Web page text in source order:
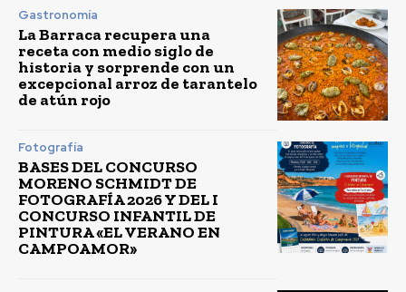
Gastronomía
La Barraca recupera una
receta con medio siglo de
historia y sorprende con un
excepcional arroz de tarantelo
de atún rojo
Fotografía
BASES DEL CONCURSO
MORENO SCHMIDT DE
FOTOGRAFÍA 2026 Y DEL I
CONCURSO INFANTIL DE
PINTURA «EL VERANO EN
CAMPOAMOR»